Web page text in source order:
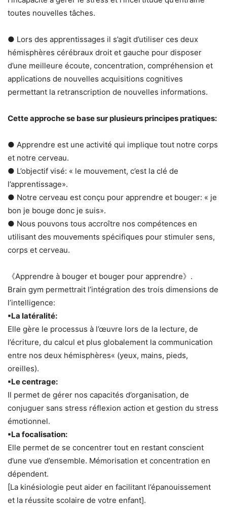
toutes nouvelles tâches.
● Lors des apprentissages il s’agit d’utiliser ces deux
hémisphères cérébraux droit et gauche pour disposer
d’une meilleure écoute, concentration, compréhension et
applications de nouvelles acquisitions cognitives
permettant la retranscription de nouvelles informations.
Cette approche se base sur plusieurs principes pratiques:
● Apprendre est une activité qui implique tout notre corps
et notre cerveau.
● L’objectif visé: « le mouvement, c’est la clé de
l’apprentissage».
● Notre cerveau est conçu pour apprendre et bouger: « je
bon je bouge donc je suis».
● Nous pouvons tous accroître nos compétences en
utilisant des mouvements spécifiques pour stimuler sens,
corps et cerveau.
《Apprendre à bouger et bouger pour apprendre》.
Brain gym permettrait l’intégration des trois dimensions de
l’intelligence:
▪︎La latéralité:
Elle gère le processus à l’œuvre lors de la lecture, de
l’écriture, du calcul et plus globalement la communication
entre nos deux hémisphères« (yeux, mains, pieds,
oreilles).
▪︎Le centrage:
Il permet de gérer nos capacités d’organisation, de
conjuguer sans stress réflexion action et gestion du stress
émotionnel.
▪︎La focalisation:
Elle permet de se concentrer tout en restant conscient
d’une vue d’ensemble. Mémorisation et concentration en
dépendent.
[La kinésiologie peut aider en facilitant l’épanouissement
et la réussite scolaire de votre enfant].